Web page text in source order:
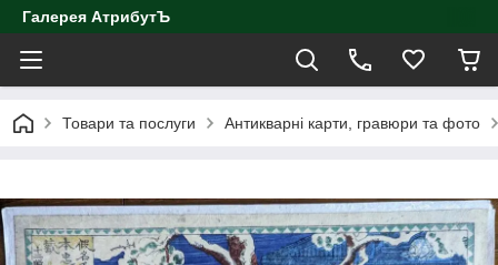
Галерея АтрибутЪ
Товари та послуги Антикварні карти, гравюри та фото